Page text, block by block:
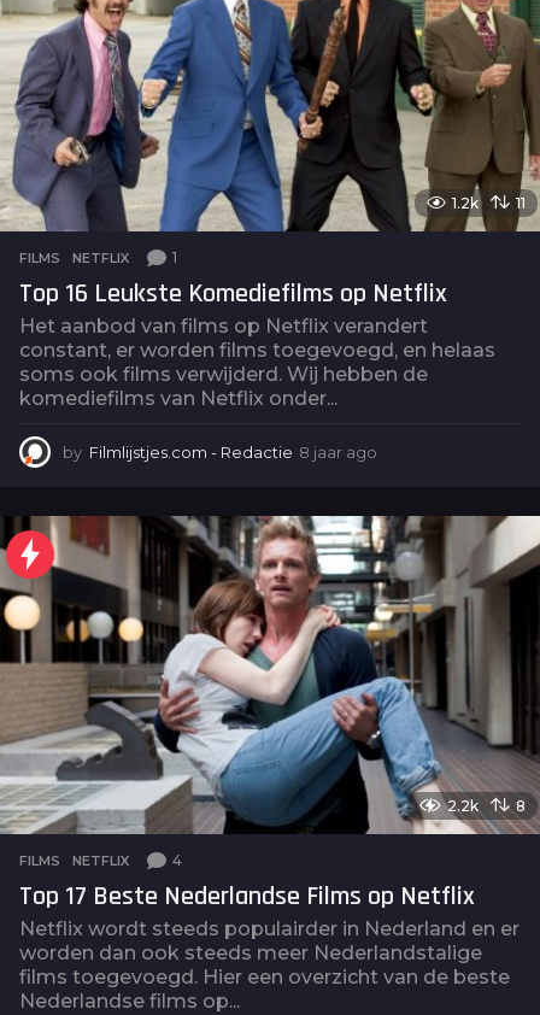
1.2k 11
FILMS ,NETFLIX 1
Top 16 Leukste Komediefilms op Netflix
Het aanbod van films op Netflix verandert
constant, er worden films toegevoegd, en helaas
soms ook films verwijderd. Wij hebben de
komediefilms van Netflix onder...
by Filmlijstjes.com - Redactie 8 jaar ago
a
r
a
g
o
2.2k 8
FILMS ,NETFLIX 4
Top 17 Beste Nederlandse Films op Netflix
Netflix wordt steeds populairder in Nederland en er
worden dan ook steeds meer Nederlandstalige
films toegevoegd. Hier een overzicht van de beste
Nederlandse films op...